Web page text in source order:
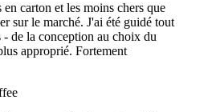
en carton et les moins chers que
sur le marché. J'ai été guidé tout
- de la conception au choix du
approprié. Fortement